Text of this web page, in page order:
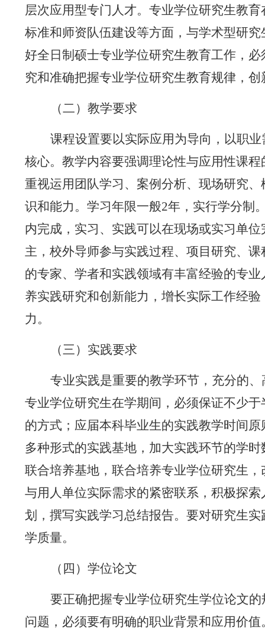
层次应用型专门人才。专业学位研究生教
标准和师资队伍建设等方面，与学术型研
好全日制硕士专业学位研究生教育工作， 必
究和准确把握专业学位研究生教育规律，
（二）教学要求
课程设置要以实际应用为导向，以职
核心。教学内容要强调理论性与应用性课程
重视运用团队学习、案例分析、现场研究
识和能力。学习年限一般2年，实行学分制
内完成，实习、实践可以在现场或实习单
主，校外导师参与实践过程、项目研究、
的专家、学者和实践领域有丰富经验的专
养实践研究和创新能力， 增长实际工作经
力。
（三）实践要求
专业实践是重要的教学环节，充分的
专业学位研究生在学期间，必须保证不少
的方式；应届本科毕业生的实践教学时间原
多种形式的实践基地， 加大实践环节的学
联合培养基地，联合培养专业学位研究生
与用人单位实际需求的紧密联系，积极探
划，撰写实践学习总结报告。要对研究生
学质量。
（四）学位论文
要正确把握专业学位研究生学位论文
问题，必须要有明确的职业背景和应用价